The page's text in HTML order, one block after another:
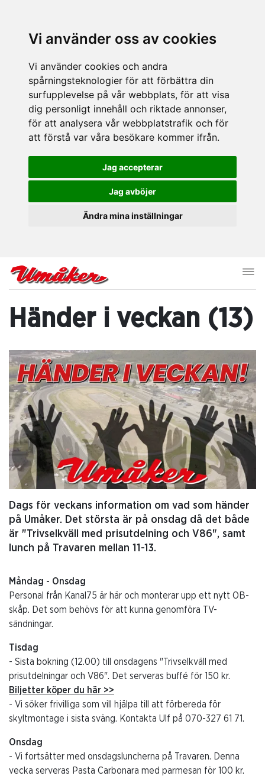
Vi använder oss av cookies
Vi använder cookies och andra
spårningsteknologier för att förbättra din
surfupplevelse på vår webbplats, för att visa
dig personligt innehåll och riktade annonser,
för att analysera vår webbplatstrafik och för
att förstå var våra besökare kommer ifrån.
Jag accepterar
Jag avböjer
Ändra mina inställningar
Händer i veckan (13)
Dags för veckans information om vad som händer
på Umåker. Det största är på onsdag då det både
är "Trivselkväll med prisutdelning och V86", samt
lunch på Travaren mellan 11-13.
Måndag - Onsdag
Personal från Kanal75 är här och monterar upp ett nytt OB-
skåp. Det som behövs för att kunna genomföra TV-
sändningar.
Tisdag
- Sista bokning (12.00) till onsdagens "Trivselkväll med
prisutdelningar och V86". Det serveras buffé för 150 kr.
Biljetter köper du här >>
- Vi söker frivilliga som vill hjälpa till att förbereda för
skyltmontage i sista sväng. Kontakta Ulf på 070-327 61 71.
Onsdag
- Vi fortsätter med onsdagsluncherna på Travaren. Denna
vecka serveras Pasta Carbonara med parmesan för 100 kr.